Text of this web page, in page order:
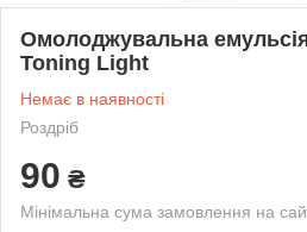
Омолоджувальна
Toning Light
Немає в наявності
Роздріб
90 ₴
Мінімальна сума замовлення на